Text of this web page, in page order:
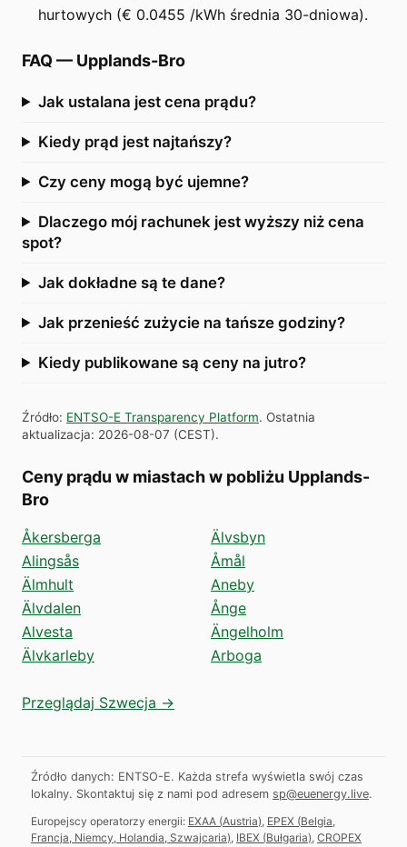
hurtowych (€ 0.0455 /kWh średnia 30-dniowa).
FAQ — Upplands-Bro
Jak ustalana jest cena prądu?
Kiedy prąd jest najtańszy?
Czy ceny mogą być ujemne?
Dlaczego mój rachunek jest wyższy niż cena
spot?
Jak dokładne są te dane?
Jak przenieść zużycie na tańsze godziny?
Kiedy publikowane są ceny na jutro?
Źródło: ENTSO-E Transparency Platform. Ostatnia
aktualizacja: 2026-08-07 (CEST).
Ceny prądu w miastach w pobliżu Upplands-
Bro
Åkersberga
Alingsås
Älmhult
Älvdalen
Alvesta
Älvkarleby
Älvsbyn
Åmål
Aneby
Ånge
Ängelholm
Arboga
Przeglądaj Szwecja →
Źródło danych: ENTSO-E. Każda strefa wyświetla swój czas
lokalny. Skontaktuj się z nami pod adresem sp@euenergy.live.
Europejscy operatorzy energii: EXAA (Austria) EPEX (Belgia,
Francja, Niemcy, Holandia, Szwajcaria) IBEX (Bułgaria) CROPEX